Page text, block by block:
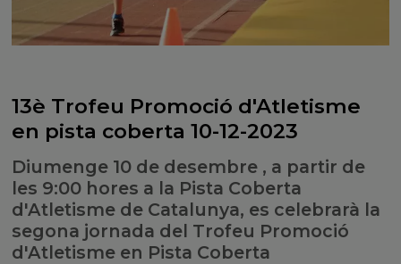
13è Trofeu Promoció d'Atletisme
en pista coberta 10-12-2023
Diumenge 10 de desembre , a partir de
les 9:00 hores a la Pista Coberta
d'Atletisme de Catalunya, es celebrarà la
segona jornada del Trofeu Promoció
d'Atletisme en Pista Coberta